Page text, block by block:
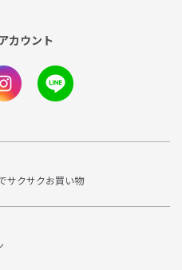
カウント
サクサクお買い物